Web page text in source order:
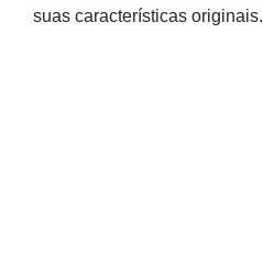
suas características originais.